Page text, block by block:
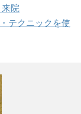
院
テクニックを使